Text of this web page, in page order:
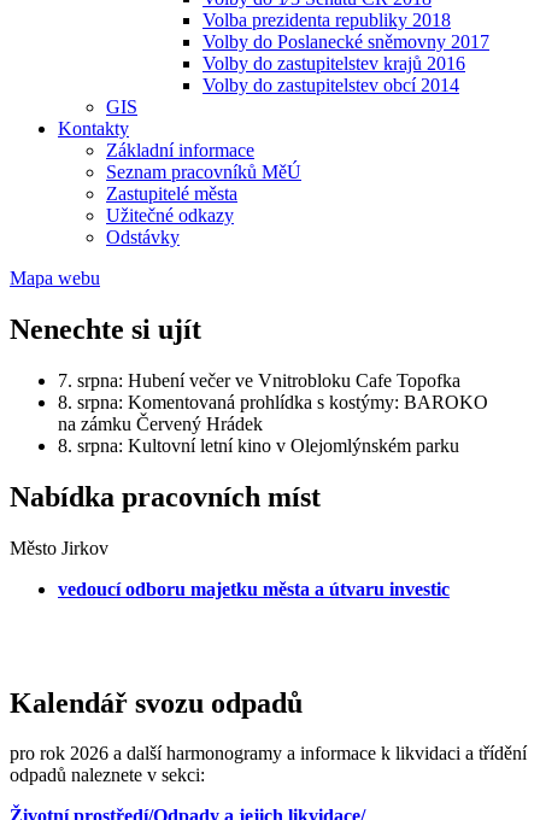
Volba prezidenta republiky 2018
Volby do Poslanecké sněmovny 2017
Volby do zastupitelstev krajů 2016
Volby do zastupitelstev obcí 2014
GIS
Kontakty
Základní informace
Seznam pracovníků MěÚ
Zastupitelé města
Užitečné odkazy
Odstávky
Mapa webu
Nenechte si ujít
7. srpna: Hubení večer ve Vnitrobloku Cafe Topofka
8. srpna: Komentovaná prohlídka s kostýmy: BAROKO
na zámku Červený Hrádek
8. srpna: Kultovní letní kino v Olejomlýnském parku
Nabídka pracovních míst
Město Jirkov
vedoucí odboru majetku města a útvaru investic
Kalendář svozu odpadů
pro rok 2026 a další harmonogramy a informace k likvidaci a třídění
odpadů naleznete v sekci: